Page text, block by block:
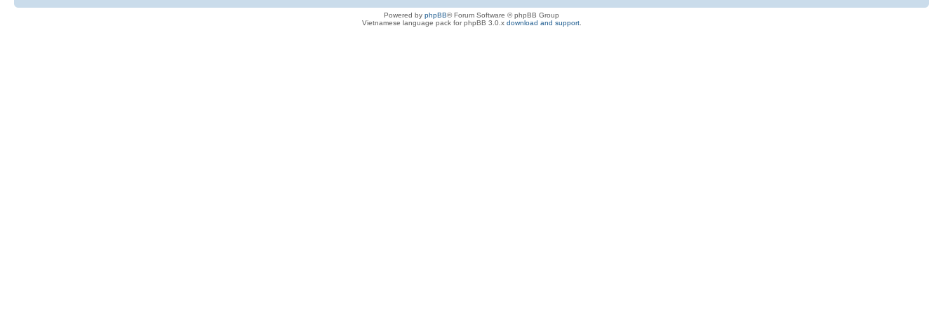
Powered by phpBB® Forum Software © phpBB Group
Vietnamese language pack for phpBB 3.0.x download and support.